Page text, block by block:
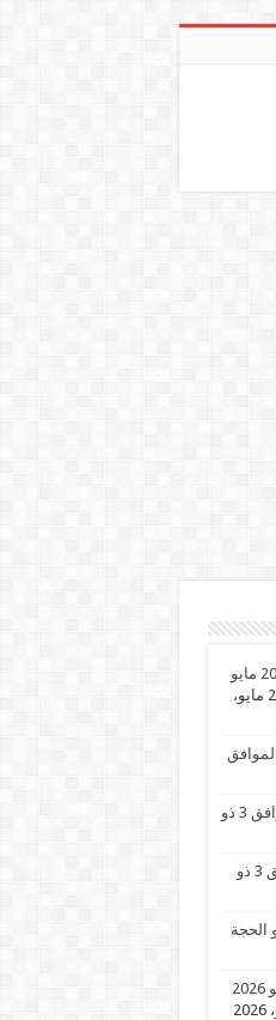
عروض بن داود مكة والمدينة والطائف الاربعاء 20 مايو
20 مايو،
عروض بن داود الجنوببة الاربعاء 20 مايو 2026 الموافق
عروض بن داود جدة الاربعاء 20 مايو 2026 الموافق 3 ذو
عروض هايبر بنده الاربعاء 20 مايو 2026 الموافق 3 ذو
20 مايو 2026 الموافق 3 ذو الحجة
عروض التميمي المدينة المنورة الاربعاء 20 مايو 2026